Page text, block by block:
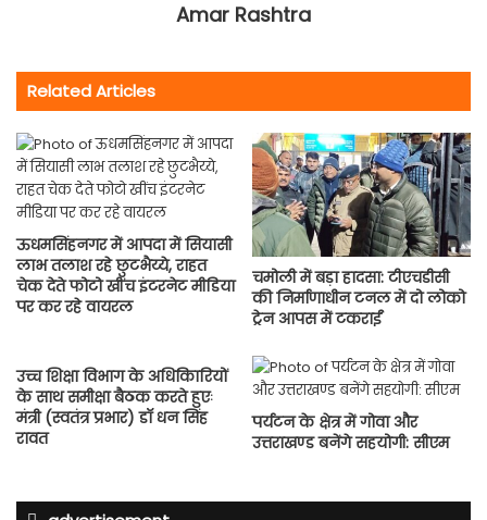
Amar Rashtra
Related Articles
ऊधमसिंहनगर में आपदा में सियासी
लाभ तलाश रहे छुटभैय्ये, राहत
चेक देते फोटो खींच इंटरनेट मीडिया
पर कर रहे वायरल
चमोली में बड़ा हादसा: टीएचडीसी
की निर्माणाधीन टनल में दो लोको
ट्रेन आपस में टकराईं
उच्च शिक्षा विभाग के अधिकिारियों
के साथ समीक्षा बैठक करते हुएः
मंत्री (स्वतंत्र प्रभार) डाॅ धन सिंह
रावत
पर्यटन के क्षेत्र में गोवा और
उत्तराखण्ड बनेंगे सहयोगी: सीएम